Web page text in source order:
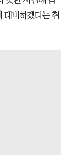
대비하겠다는 취